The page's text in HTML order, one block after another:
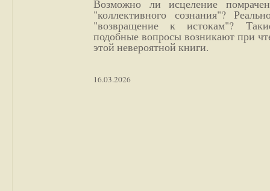
Возможно ли исцеление
"коллективного сознания"?
"возвращение к истокам"?
подобные вопросы возникают при
этой невероятной книги.
16.03.2026